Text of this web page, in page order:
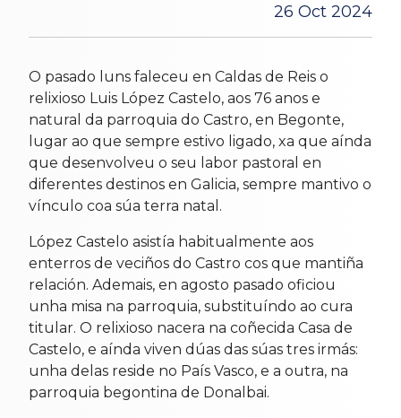
26 Oct 2024
O pasado luns faleceu en Caldas de Reis o
relixioso Luis López Castelo, aos 76 anos e
natural da parroquia do Castro, en Begonte,
lugar ao que sempre estivo ligado, xa que aínda
que desenvolveu o seu labor pastoral en
diferentes destinos en Galicia, sempre mantivo o
vínculo coa súa terra natal.
López Castelo asistía habitualmente aos
enterros de veciños do Castro cos que mantiña
relación. Ademais, en agosto pasado oficiou
unha misa na parroquia, substituíndo ao cura
titular. O relixioso nacera na coñecida Casa de
Castelo, e aínda viven dúas das súas tres irmás:
unha delas reside no País Vasco, e a outra, na
parroquia begontina de Donalbai.